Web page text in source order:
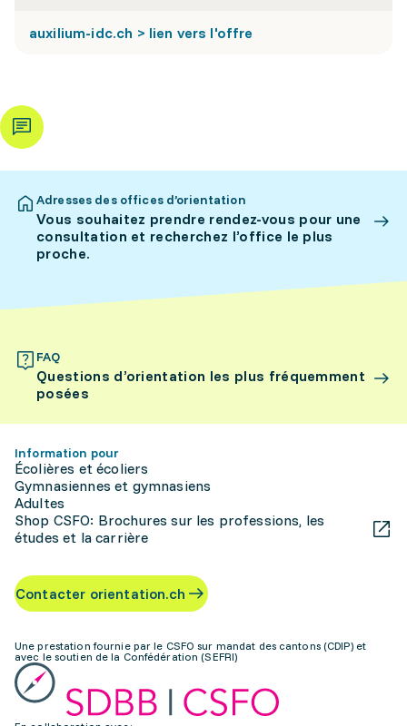
auxilium-idc.ch > lien vers l'offre
Adresses des offices d’orientation
Vous souhaitez prendre rendez-vous pour une
consultation et recherchez l’office le plus
proche.
FAQ
Questions d’orientation les plus fréquemment
posées
Information pour
Écolières et écoliers
Gymnasiennes et gymnasiens
Adultes
Shop CSFO: Brochures sur les professions, les
études et la carrière
Contacter orientation.ch
Une prestation fournie par le CSFO sur mandat des cantons (CDIP) et
avec le soutien de la Confédération (SEFRI)